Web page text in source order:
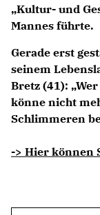
CDU
Kultur- und
Mannes führte.
Gerade erst
seinem
Bretz (41):
könne nicht
Schlimmeren
-> Hier können